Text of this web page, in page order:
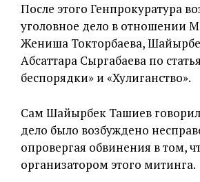
После этого Генпрокуратура
уголовное дело в отношении
Жениша Токторбаева,
Абсаттара Сыргабаева по
беспорядки» и «Хулиганство».
Сам Шайырбек Ташиев
дело было возбуждено
опровергая обвинения в том,
организатором этого митинга.